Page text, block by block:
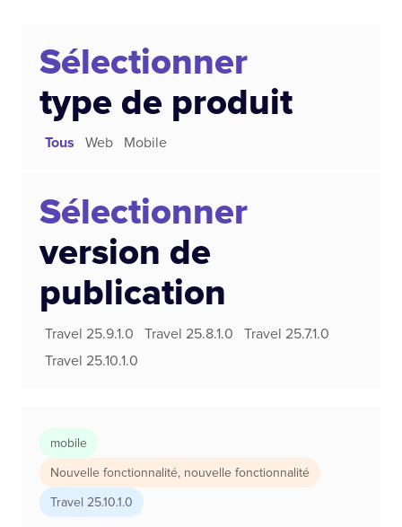
Sélectionner
type de produit
Tous Web Mobile
Sélectionner
version de
publication
Travel 25.9.1.0 Travel 25.8.1.0
Travel 25.7.1.0
Travel 25.10.1.0
mobile
Nouvelle fonctionnalité, nouvelle fonctionnalité
Travel 25.10.1.0